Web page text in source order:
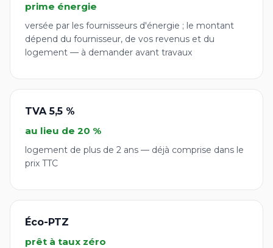
prime énergie
versée par les fournisseurs d'énergie ; le montant
dépend du fournisseur, de vos revenus et du
logement — à demander avant travaux
TVA 5,5 %
au lieu de 20 %
logement de plus de 2 ans — déjà comprise dans le
prix TTC
Éco-PTZ
prêt à taux zéro